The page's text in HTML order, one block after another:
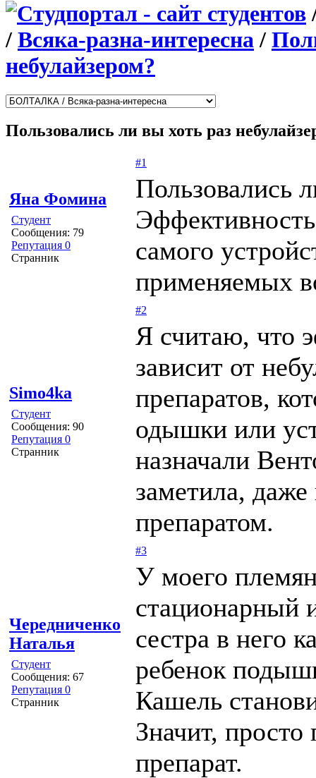
/ Всяка-разна-интересна/
небулайзером?
Пользовались ли вы хоть раз
Яна Фомина
Студент
Сообщения: 79
Репутация 0
Странник
#1
Пользовались
самого
применяемых
Simo4ka
Студент
Сообщения: 90
Репутация 0
Странник
#2
Я считаю, что
зависит от
препаратов,
одышки или
назначали
заметила, даже
препаратом.
Чередниченко
Наталья
Студент
Сообщения: 67
Репутация 0
Странник
#3
У моего
стационарный
сестра в него
ребенок
Кашель
Значит,
препарат.